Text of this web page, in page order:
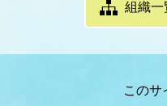
組織一
このサ